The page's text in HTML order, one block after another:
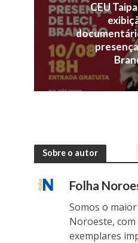
CEU
Sobre o autor
Folha
Somos o
Noroeste, com
exemplares